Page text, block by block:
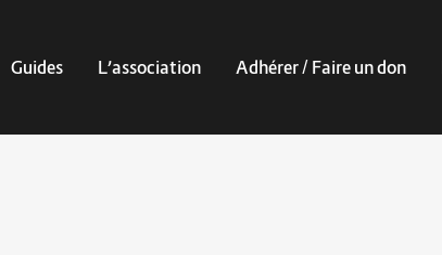
Guides L’association Adhérer / Faire un don